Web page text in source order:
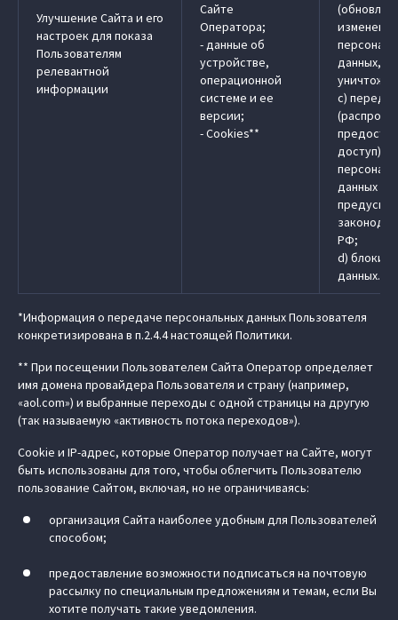
Улучшение Сайта и его
настроек для показа
Пользователям
релевантной
информации
Сайте
Оператора;
- данные об
устройстве,
операционной
системе и ее
версии;
- Cookies**
данных,
c)
доступ)
данных в
РФ;
d)
данных.
*Информация о передаче персональных данных Пользователя
конкретизирована в п.2.4.4 настоящей Политики.
** При посещении Пользователем Сайта Оператор определяет
имя домена провайдера Пользователя и страну (например,
«aol.com») и выбранные переходы с одной страницы на другую
(так называемую «активность потока переходов»).
Cookie и IP-адрес, которые Оператор получает на Сайте, могут
быть использованы для того, чтобы облегчить Пользователю
пользование Сайтом, включая, но не ограничиваясь:
организация Сайта наиболее удобным для Пользователей
способом;
предоставление возможности подписаться на почтовую
рассылку по специальным предложениям и темам, если Вы
хотите получать такие уведомления.